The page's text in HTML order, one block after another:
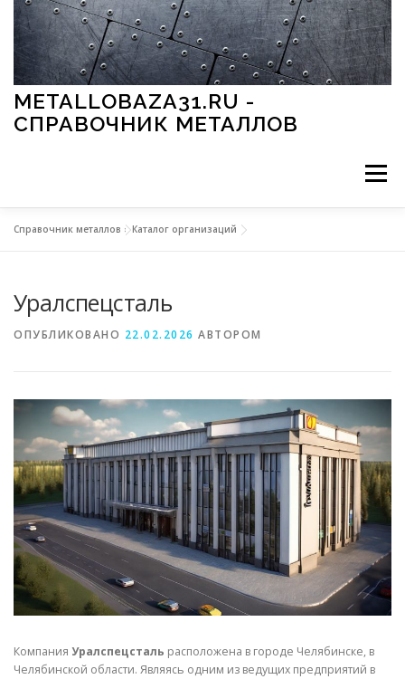
Перейти к содержимому
METALLOBAZA31.RU -
СПРАВОЧНИК МЕТАЛЛОВ
Меню
МЕТАЛЛЫ И ОКРУЖАЮЩАЯ СРЕДА
СВОЙСТВА МЕТАЛЛОВ СОРТА МЕТАЛЛОВ
СТАТЬИ
Справочник металлов »Каталог организаций
Уралспецсталь
ОПУБЛИКОВАНО 22.02.2026 АВТОРОМ
Компания Уралспецсталь расположена в городе Челябинске, в
Челябинской области. Являясь одним из ведущих предприятий в